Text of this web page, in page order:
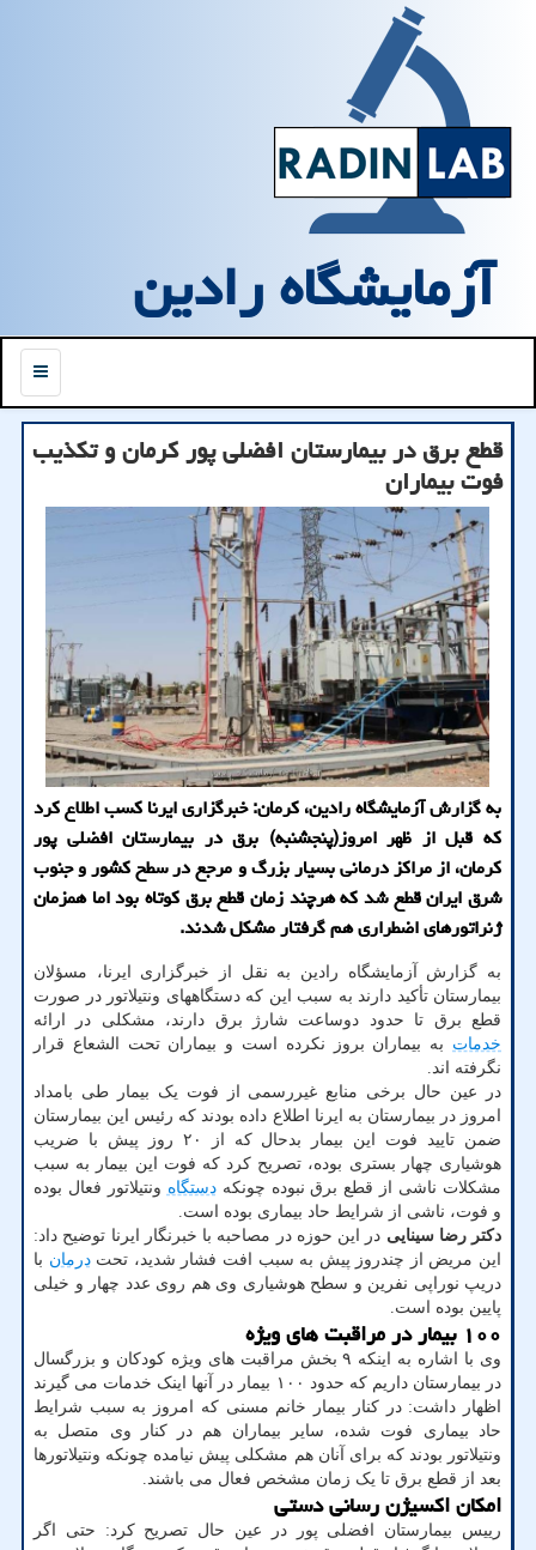
آزمایشگاه رادین
منو
قطع برق در بیمارستان افضلی پور کرمان و تکذیب
فوت بیماران
به گزارش آزمایشگاه رادین، کرمان: خبرگزاری ایرنا کسب اطلاع کرد
که قبل از ظهر امروز(پنجشنبه) برق در بیمارستان افضلی پور
کرمان، از مراکز درمانی بسیار بزرگ و مرجع در سطح کشور و جنوب
شرق ایران قطع شد که هرچند زمان قطع برق کوتاه بود اما همزمان
ژنراتورهای اضطراری هم گرفتار مشکل شدند.
به گزارش آزمایشگاه رادین به نقل از خبرگزاری ایرنا، مسؤلان
بیمارستان تأکید دارند به سبب این که دستگاههای ونتیلاتور در صورت
قطع برق تا حدود دوساعت شارژ برق دارند، مشکلی در ارائه
خدمات به بیماران بروز نکرده است و بیماران تحت الشعاع قرار
نگرفته اند.
در عین حال برخی منابع غیررسمی از فوت یک بیمار طی بامداد
امروز در بیمارستان به ایرنا اطلاع داده بودند که رئیس این بیمارستان
ضمن تایید فوت این بیمار بدحال که از ۲۰ روز پیش با ضریب
هوشیاری چهار بستری بوده، تصریح کرد که فوت این بیمار به سبب
مشکلات ناشی از قطع برق نبوده چونکهدستگاه ونتیلاتور فعال بوده
و فوت، ناشی از شرایط حاد بیماری بوده است.
دکتر رضا سینایی در این حوزه در مصاحبه با خبرنگار ایرنا توضیح داد:
این مریض از چندروز پیش به سبب افت فشار شدید، تحتدرمان با
دریپ نوراپی نفرین و سطح هوشیاری وی هم روی عدد چهار و خیلی
پایین بوده است.
۱۰۰ بیمار در مراقبت های ویژه
وی با اشاره به اینکه ۹ بخش مراقبت های ویژه کودکان و بزرگسال
در بیمارستان داریم که حدود ۱۰۰ بیمار در آنها اینک خدمات می گیرند
اظهار داشت: در کنار بیمار خانم مسنی که امروز به سبب شرایط
حاد بیماری فوت شده، سایر بیماران هم در کنار وی متصل به
ونتیلاتور بودند که برای آنان هم مشکلی پیش نیامده چونکه ونتیلاتورها
بعد از قطع برق تا یک زمان مشخص فعال می باشند.
امکان اکسیژن رسانی دستی
رییس بیمارستان افضلی پور در عین حال تصریح کرد: حتی اگر